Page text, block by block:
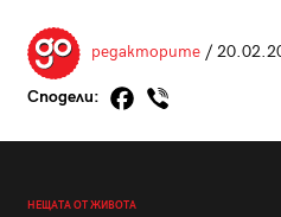
редакторите/
Сподели:
НЕЩАТА ОТ ЖИВОТА